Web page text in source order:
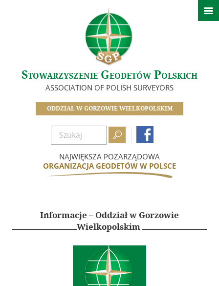
Stowarzyszenie Geodetów Polskich
ASSOCIATION OF POLISH SURVEYORS
ODDZIAŁ W GORZOWIE WIELKOPOLSKIM
 
NAJWIĘKSZA POZARZĄDOWA
ORGANIZACJA GEODETÓW W POLSCE

Aktualności
O nas
Historia Oddziału
Zarząd
Zasłużeni dla Oddziału
Zostań członkiem SGP
Dokumenty
Działalność
Kalendarz wydarzeń
Galeria
Linki
Instytucje geodezyjne
Informacje – Oddział w Gorzowie
Wielkopolskim